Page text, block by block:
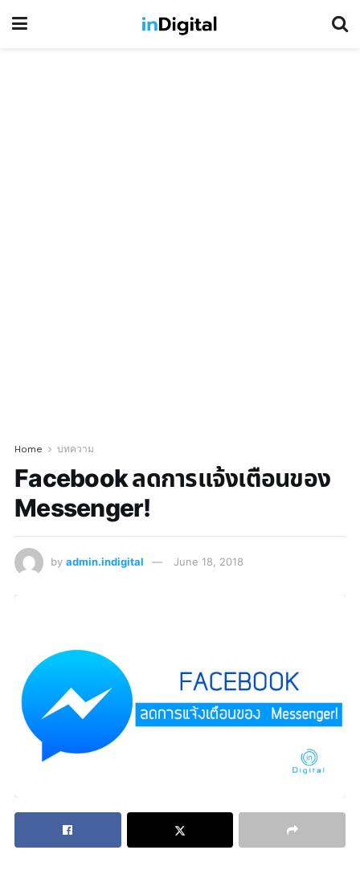
Home บทความ
Facebook ลดการแจ้งเตือนของ
Messenger!
by admin.indigital June 18, 2018